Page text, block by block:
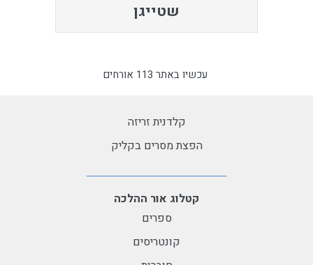
שטייגן
עכשיו באתר 113 אורחים
קלדנית זריזה
הפצת מסרים בקליק
קטלוג אור ההלכה
ספרים
קונטריסים